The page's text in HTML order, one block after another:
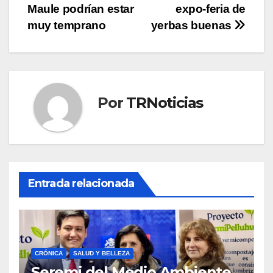
expo-feria de
yerbas buenas
Maule podrían estar
muy temprano
Por TRNoticias
Entrada relacionada
CRÓNICA SALUD Y BELLEZA